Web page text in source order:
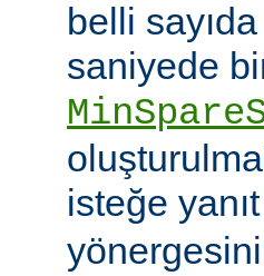
belli
saniyede
isteğe